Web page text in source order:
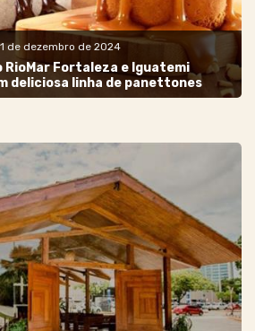
de dezembro de 2024
RioMar Fortaleza e Iguatemi
deliciosa linha de panettones